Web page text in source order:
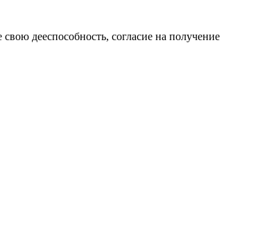
дееспособность, согласие на получение